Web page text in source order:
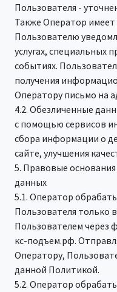
Пользователя -
Также Оператор
Пользователю
услугах, специальных
событиях.
получения
Оператору письмо на
4.2. Обезличенные
с помощью сервисов
сбора информации о
сайте, улучшения
5. Правовые
данных
5.1. Оператор
Пользователя только
Пользователем через
кс-подъем.рф.
Оператору,
данной Политикой.
5.2. Оператор